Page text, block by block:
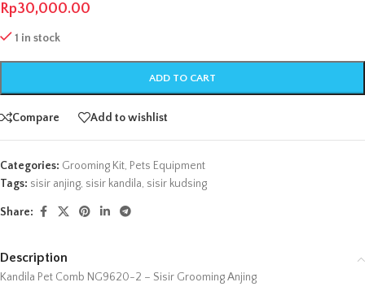
Rp30,000.00
1 in stock
ADD TO CART
Compare Add to wishlist
Categories: Grooming Kit, Pets Equipment
Tags: sisir anjing, sisir kandila, sisir kudsing
Share:
Description
Kandila Pet Comb NG9620-2 – Sisir Grooming Anjing